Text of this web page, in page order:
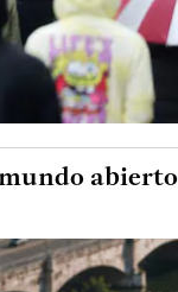
abierto